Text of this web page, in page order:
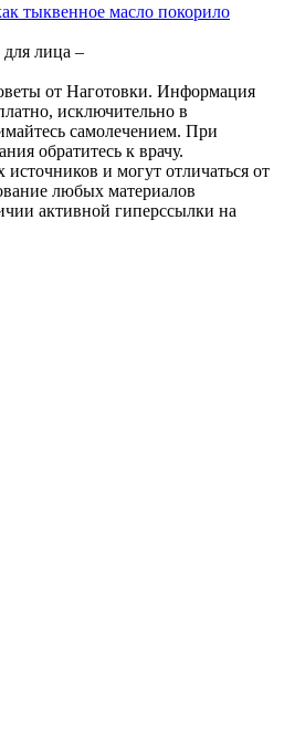
тыквенное масло покорило
лица –
от Наготовки. Информация
исключительно в
самолечением. При
обратитесь к врачу.
и могут отличаться от
любых материалов
активной гиперссылки на